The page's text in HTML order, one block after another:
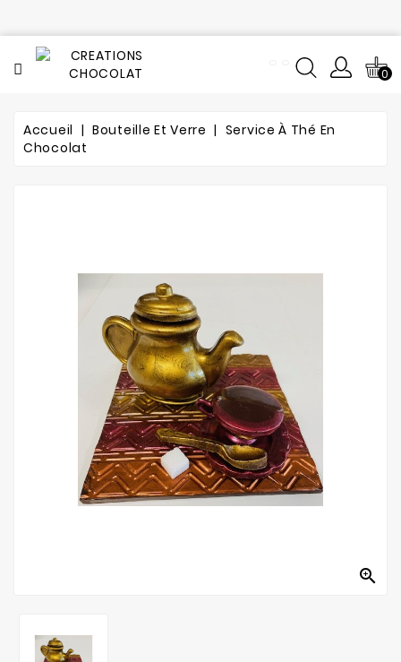
Tout
L'histoire
0
Accueil Bouteille Et Verre
Service À Thé En
Chocolat
